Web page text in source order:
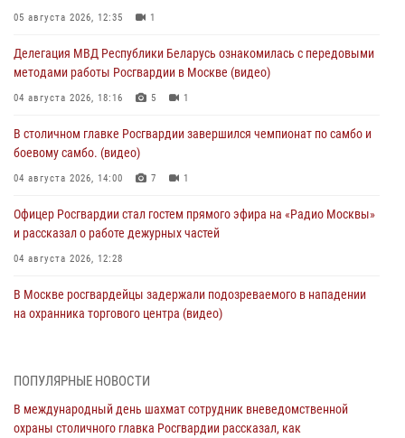
05 августа 2026, 12:35 1
Делегация МВД Республики Беларусь ознакомилась с передовыми
методами работы Росгвардии в Москве (видео)
04 августа 2026, 18:16 5 1
В столичном главке Росгвардии завершился чемпионат по самбо и
боевому самбо. (видео)
04 августа 2026, 14:00 7 1
Офицер Росгвардии стал гостем прямого эфира на «Радио Москвы»
и рассказал о работе дежурных частей
04 августа 2026, 12:28
В Москве росгвардейцы задержали подозреваемого в нападении
на охранника торгового центра (видео)
В Главном управлении Росгвардии по городу Москве подвели итоги
03 августа 2026, 13:00
ПОПУЛЯРНЫЕ НОВОСТИ
В международный день шахмат сотрудник вневедомственной
охраны столичного главка Росгвардии рассказал, как